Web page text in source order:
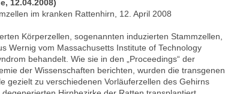
12.04.2008)
im kranken Rattenhirn, 12. April 2008
Körperzellen, sogenannten induzierten Stammzellen,
Wernig vom Massachusetts Institute of Technology
behandelt. Wie sie in den „Proceedings“ der
der Wissenschaften berichten, wurden die transgenen
gezielt zu verschiedenen Vorläuferzellen des Gehirns